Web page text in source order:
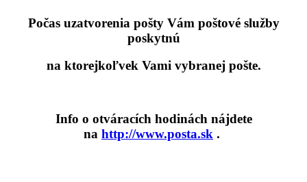
Počas uzatvorenia pošty Vám poštové služby
poskytnú
na ktorejkoľvek Vami vybranej pošte.
Info o otváracích hodinách nájdete
na http://www.posta.sk .